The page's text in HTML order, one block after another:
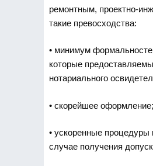
ремонтным, проектно-
такие превосходства:
• минимум
которые
нотариального
• скорейшее оформление;
• ускоренные процедуры
случае получения